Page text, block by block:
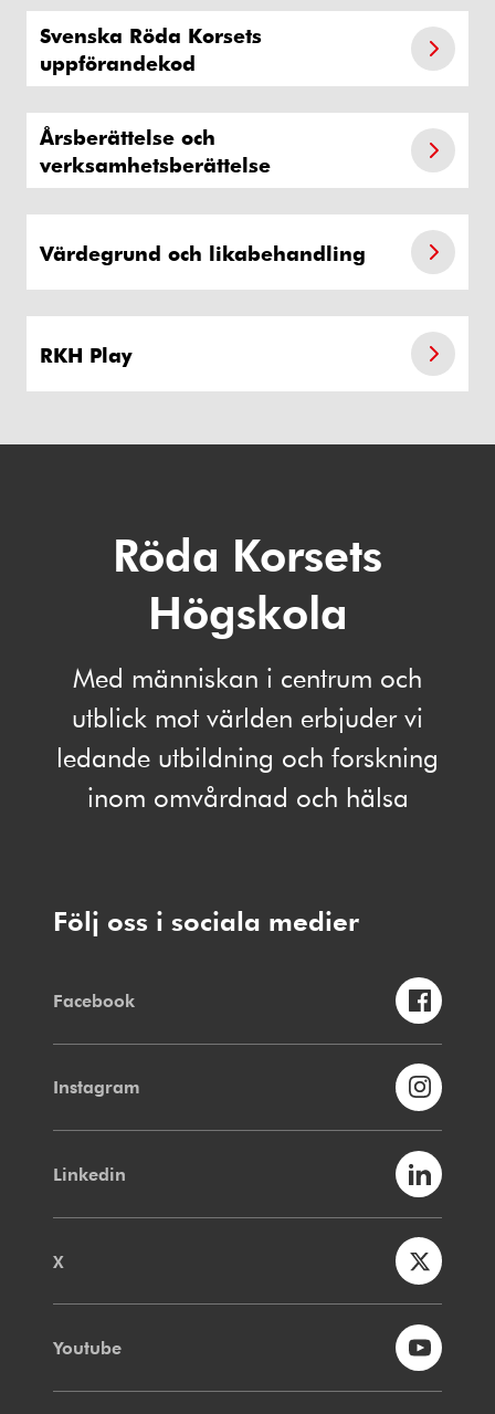
Svenska Röda Korsets
uppförandekod
Årsberättelse och
verksamhetsberättelse
Värdegrund och likabehandling
RKH Play
Röda Korsets
Högskola
Med människan i centrum och
utblick mot världen erbjuder vi
ledande utbildning och forskning
inom omvårdnad och hälsa
Följ oss i sociala medier
Facebook
Instagram
Linkedin
X
Youtube